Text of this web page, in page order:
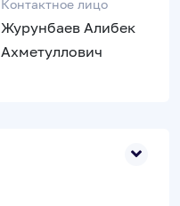
Контактное лицо
Журунбаев Алибек
Ахметуллович